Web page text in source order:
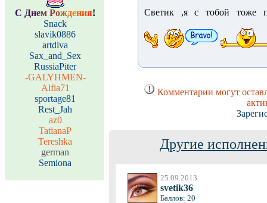
С Днем Рождения!
Snack
slavik0886
artdiva
Sax_and_Sex
RussiaPiter
-GALYHMEN-
Alfia71
sportage81
Rest_Jah
az0
TatianaP
Tereshka
german
Semiona
Светик ,я с тобой тоже
Комментарии могут
Другие
25.09.2013
svetik36
Баллов: 20